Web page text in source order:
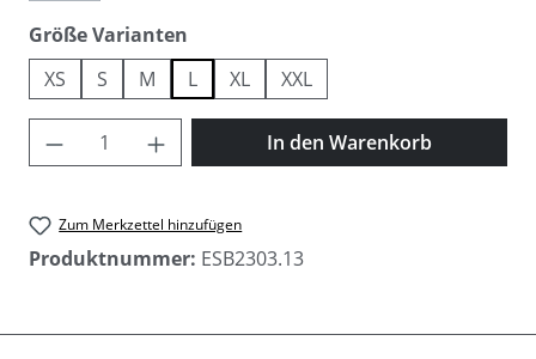
Größe Varianten
XS
S M L XL XXL
Produkt Anzahl: Gib den gewünschten
In den Warenkorb
Zum Merkzettel hinzufügen
Produktnummer: ESB2303.13